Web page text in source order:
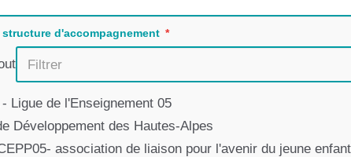
structure d'accompagnement
Ligue de l'Enseignement 05
Développement des Hautes-Alpes
association de liaison pour l'avenir du jeune enfant